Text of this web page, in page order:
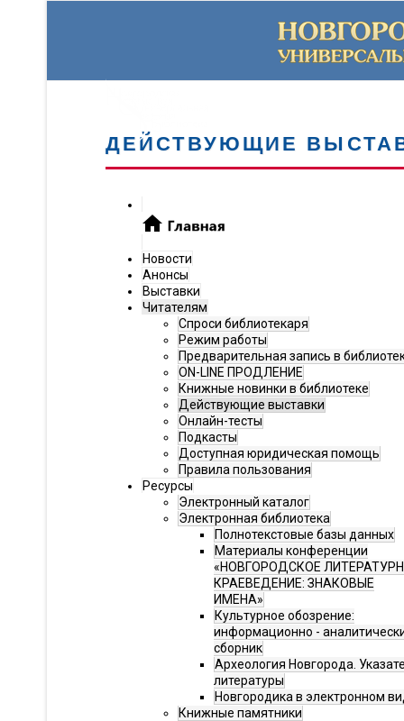
ДЕЙСТВУЮЩИЕ
Новости
Анонсы
Выставки
Читателям
Спроси библиотекаря
Режим работы
Предварительная запись в
ON-LINE ПРОДЛЕНИЕ
Книжные новинки в библиотеке
Действующие выставки
Онлайн-тесты
Подкасты
Доступная юридическая помощь
Правила пользования
Ресурсы
Электронный каталог
Электронная библиотека
Полнотекстовые базы данных
Материалы конференции
«НОВГОРОДСКОЕ
КРАЕВЕДЕНИЕ: ЗНАКОВЫЕ
ИМЕНА»
Культурное обозрение:
информационно -
сборник
Археология Новгорода.
литературы
Новгородика в электронном
Книжные памятники